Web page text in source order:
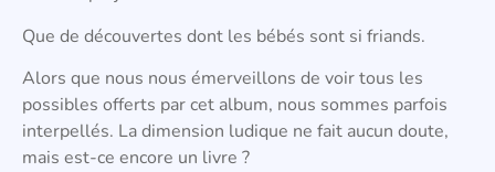
Que de découvertes dont les bébés sont si friands.
Alors que nous nous émerveillons de voir tous les
possibles offerts par cet album, nous sommes parfois
interpellés. La dimension ludique ne fait aucun doute,
mais est-ce encore un livre ?